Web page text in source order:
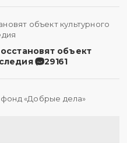
объект
29161